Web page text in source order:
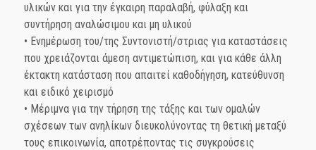
υλικών και για την έγκαιρη παραλαβή, φύλαξη και
συντήρηση αναλώσιμου και μη υλικού
• Ενημέρωση του/της Συντονιστή/στριας για καταστάσεις
που χρειάζονται άμεση αντιμετώπιση, και για κάθε άλλη
έκτακτη κατάσταση που απαιτεί καθοδήγηση, κατεύθυνση
και ειδικό χειρισμό
• Μέριμνα για την τήρηση της τάξης και των ομαλών
σχέσεων των ανηλίκων διευκολύνοντας τη θετική μεταξύ
τους επικοινωνία, αποτρέποντας τις συγκρούσεις